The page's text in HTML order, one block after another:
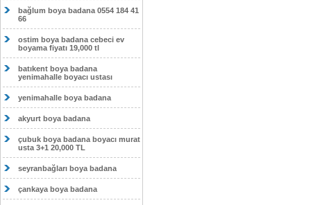
bağlum boya badana 0554 184 41
66
ostim boya badana cebeci ev
boyama fiyatı 19,000 tl
batıkent boya badana
yenimahalle boyacı ustası
yenimahalle boya badana
akyurt boya badana
çubuk boya badana boyacı murat
usta 3+1 20,000 TL
seyranbağları boya badana
çankaya boya badana